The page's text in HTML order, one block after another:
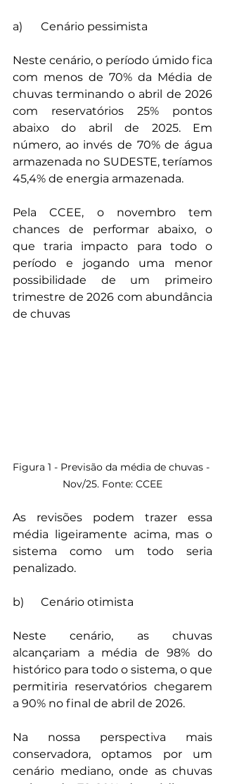
a)	Cenário pessimista
Neste cenário, o período úmido fica
com menos de 70% da Média de
chuvas terminando o abril de 2026
com reservatórios 25% pontos
abaixo do abril de 2025. Em
número, ao invés de 70% de água
armazenada no SUDESTE, teríamos
45,4% de energia armazenada.
Pela CCEE, o novembro tem
chances de performar abaixo, o
que traria impacto para todo o
período e jogando uma menor
possibilidade de um primeiro
trimestre de 2026 com abundância
de chuvas
Figura 1 - Previsão da média de chuvas -
Nov/25. Fonte: CCEE
As revisões podem trazer essa
média ligeiramente acima, mas o
sistema como um todo seria
penalizado.
b)	Cenário otimista
Neste cenário, as chuvas
alcançariam a média de 98% do
histórico para todo o sistema, o que
permitiria reservatórios chegarem
a 90% no final de abril de 2026.
Na nossa perspectiva mais
conservadora, optamos por um
cenário mediano, onde as chuvas